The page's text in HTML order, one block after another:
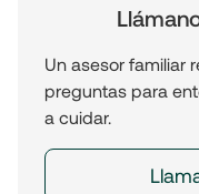
Un asesor familiar
preguntas para
a cuidar.